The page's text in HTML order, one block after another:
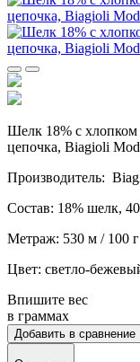
Шелк 18% с хлопком
цепочка, Biagioli
Производитель:
Состав: 18% шелк,
Метраж: 530 м / 100 г
Цвет: светло-
Впишите вес
в граммах
Добавить в сравнение